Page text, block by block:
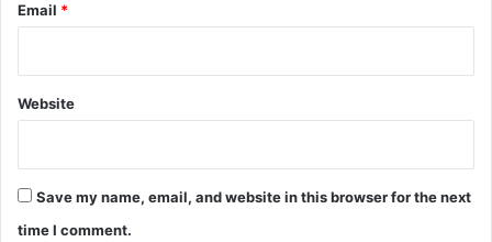
Email *
Website
Save my name, email, and website in this browser for the next
time I comment.